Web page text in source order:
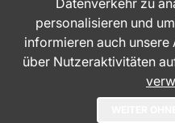
Datenverkehr zu
personalisieren und
informieren auch
über Nutzeraktivitäten